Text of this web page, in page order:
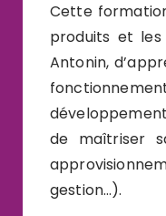
Cette
produits et
Antonin,
de maîtriser
gestion…).